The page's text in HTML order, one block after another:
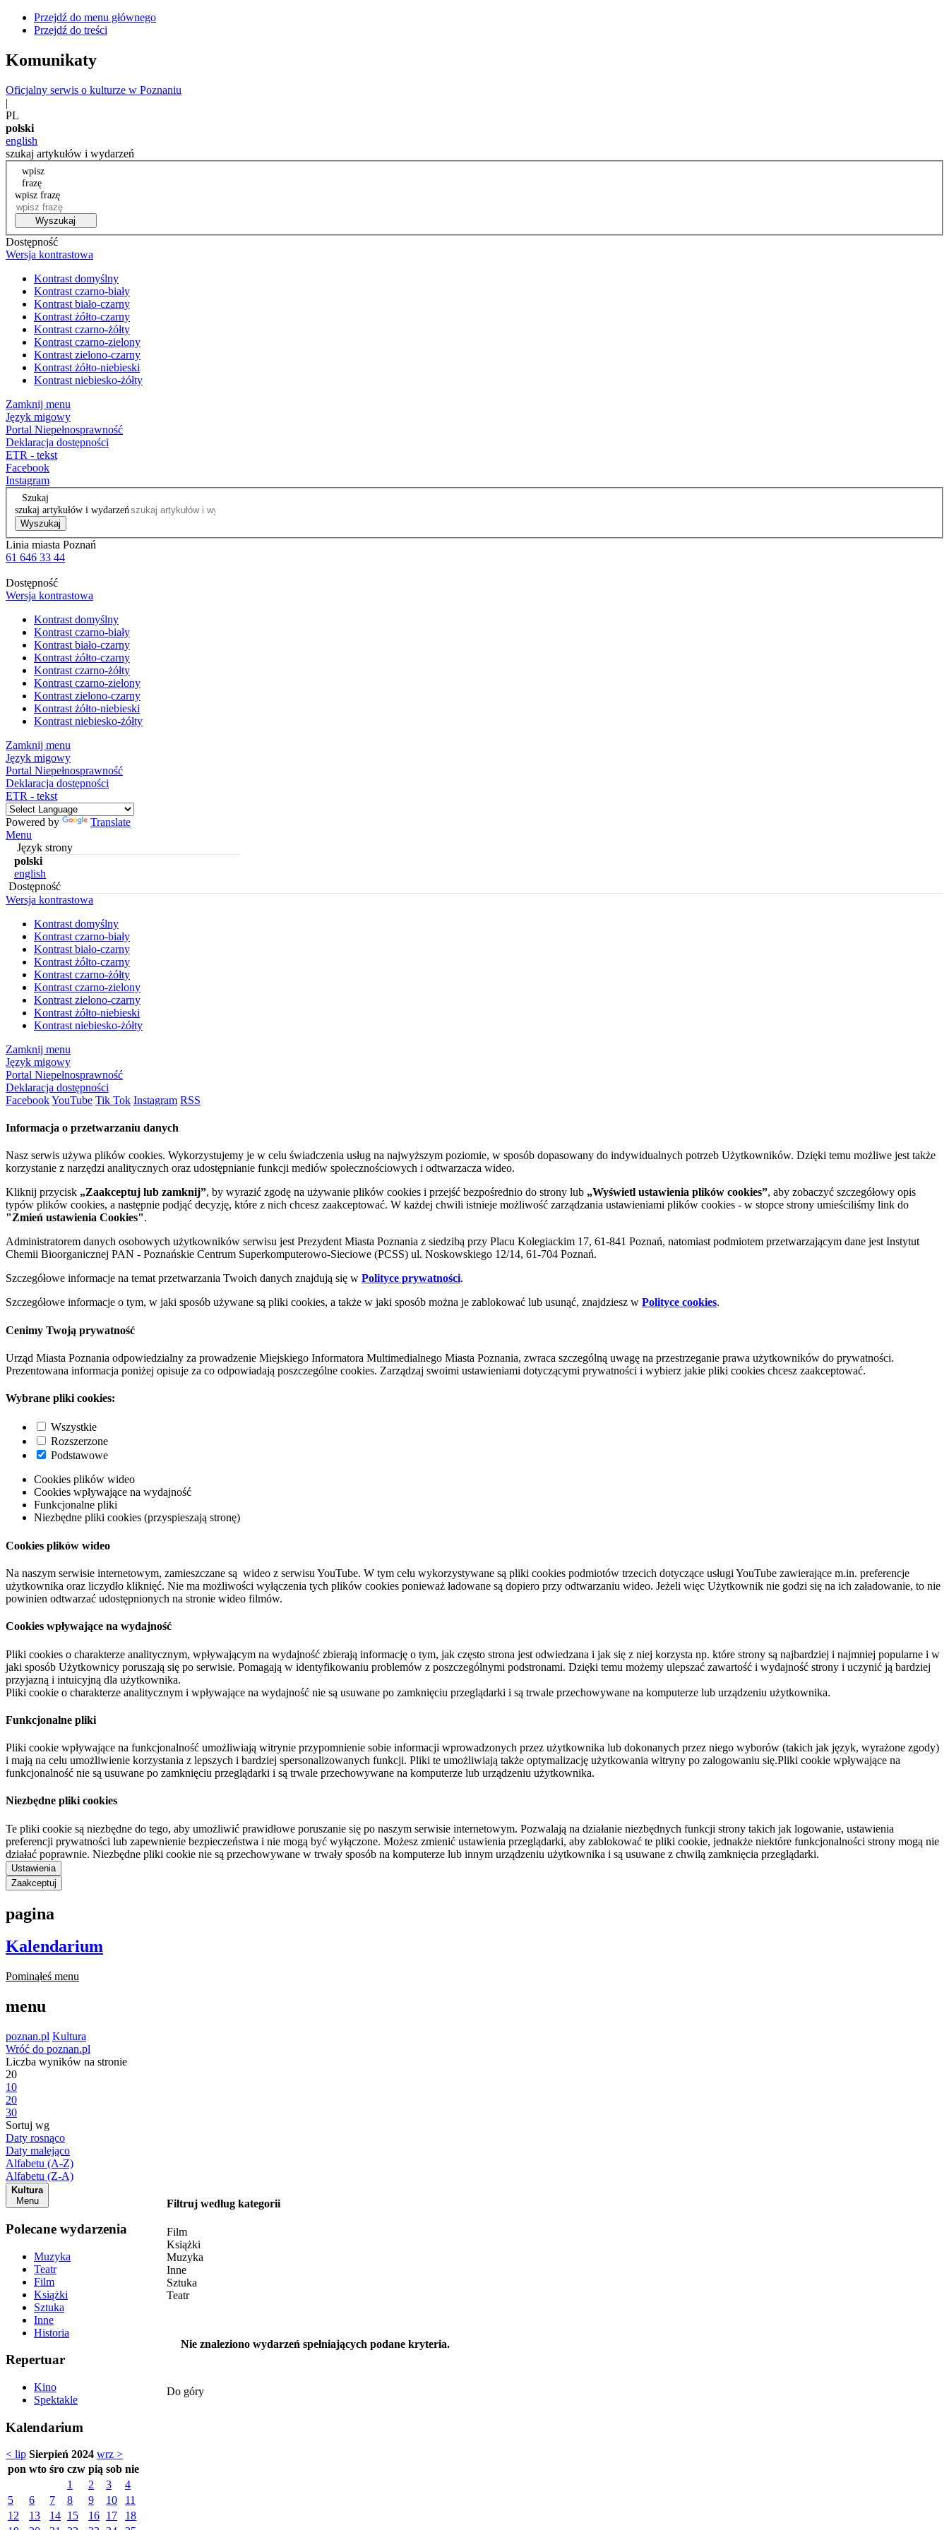
Przejdź do menu głównego
Przejdź do treści
Komunikaty
Oficjalny serwis o kulturze w Poznaniu
|
PL
polski
english
szukaj artykułów i wydarzeń
wpisz
frazę
wpisz frazę
Wyszukaj
Dostępność
Wersja kontrastowa
Kontrast domyślny
Kontrast czarno-biały
Kontrast biało-czarny
Kontrast żółto-czarny
Kontrast czarno-żółty
Kontrast czarno-zielony
Kontrast zielono-czarny
Kontrast żółto-niebieski
Kontrast niebiesko-żółty
Zamknij menu
Język migowy
Portal Niepełnosprawność
Deklaracja dostępności
ETR - tekst
Facebook
Instagram
Szukaj
szukaj artykułów i wydarzeń
Wyszukaj
Linia miasta Poznań
61 646 33 44
Dostępność
Wersja kontrastowa
Kontrast domyślny
Kontrast czarno-biały
Kontrast biało-czarny
Kontrast żółto-czarny
Kontrast czarno-żółty
Kontrast czarno-zielony
Kontrast zielono-czarny
Kontrast żółto-niebieski
Kontrast niebiesko-żółty
Zamknij menu
Język migowy
Portal Niepełnosprawność
Deklaracja dostępności
ETR - tekst
Powered by
Translate
Menu
Język strony
polski
english
Dostępność
Wersja kontrastowa
Kontrast domyślny
Kontrast czarno-biały
Kontrast biało-czarny
Kontrast żółto-czarny
Kontrast czarno-żółty
Kontrast czarno-zielony
Kontrast zielono-czarny
Kontrast żółto-niebieski
Kontrast niebiesko-żółty
Zamknij menu
Język migowy
Portal Niepełnosprawność
Deklaracja dostępności
FacebookYouTube Tik Tok Instagram RSS
Informacja o przetwarzaniu danych
Nasz serwis używa plików cookies. Wykorzystujemy je w celu świadczenia usług na najwyższym poziomie, w sposób dopasowany do indywidualnych potrzeb Użytkowników. Dzięki temu możliwe jest także
korzystanie z narzędzi analitycznych oraz udostępnianie funkcji mediów społecznościowych i odtwarzacza wideo.
Kliknij przycisk „Zaakceptuj lub zamknij”, by wyrazić zgodę na używanie plików cookies i przejść bezpośrednio do strony lub „Wyświetl ustawienia plików cookies”, aby zobaczyć szczegółowy opis
typów plików cookies, a następnie podjąć decyzję, które z nich chcesz zaakceptować. W każdej chwili istnieje możliwość zarządzania ustawieniami plików cookies - w stopce strony umieściliśmy link do
"Zmień ustawienia Cookies".
Administratorem danych osobowych użytkowników serwisu jest Prezydent Miasta Poznania z siedzibą przy Placu Kolegiackim 17, 61-841 Poznań, natomiast podmiotem przetwarzającym dane jest Instytut
Chemii Bioorganicznej PAN - Poznańskie Centrum Superkomputerowo-Sieciowe (PCSS) ul. Noskowskiego 12/14, 61-704 Poznań.
Szczegółowe informacje na temat przetwarzania Twoich danych znajdują się w Polityce prywatności.
Szczegółowe informacje o tym, w jaki sposób używane są pliki cookies, a także w jaki sposób można je zablokować lub usunąć, znajdziesz w Polityce cookies.
Cenimy Twoją prywatność
Urząd Miasta Poznania odpowiedzialny za prowadzenie Miejskiego Informatora Multimedialnego Miasta Poznania, zwraca szczególną uwagę na przestrzeganie prawa użytkowników do prywatności.
Prezentowana informacja poniżej opisuje za co odpowiadają poszczególne cookies. Zarządzaj swoimi ustawieniami dotyczącymi prywatności i wybierz jakie pliki cookies chcesz zaakceptować.
Wybrane pliki cookies:
Wszystkie
Rozszerzone
Podstawowe
Cookies plików wideo
Cookies wpływające na wydajność
Funkcjonalne pliki
Niezbędne pliki cookies (przyspieszają stronę)
Cookies plików wideo
Na naszym serwisie internetowym, zamieszczane są wideo z serwisu YouTube. W tym celu wykorzystywane są pliki cookies podmiotów trzecich dotyczące usługi YouTube zawierające m.in. preferencje
użytkownika oraz liczydło kliknięć. Nie ma możliwości wyłączenia tych plików cookies ponieważ ładowane są dopiero przy odtwarzaniu wideo. Jeżeli więc Użytkownik nie godzi się na ich załadowanie, to nie
powinien odtwarzać udostępnionych na stronie wideo filmów.
Cookies wpływające na wydajność
Pliki cookies o charakterze analitycznym, wpływającym na wydajność zbierają informację o tym, jak często strona jest odwiedzana i jak się z niej korzysta np. które strony są najbardziej i najmniej popularne i w
jaki sposób Użytkownicy poruszają się po serwisie. Pomagają w identyfikowaniu problemów z poszczególnymi podstronami. Dzięki temu możemy ulepszać zawartość i wydajność strony i uczynić ją bardziej
przyjazną i intuicyjną dla użytkownika.
Pliki cookie o charakterze analitycznym i wpływające na wydajność nie są usuwane po zamknięciu przeglądarki i są trwale przechowywane na komputerze lub urządzeniu użytkownika.
Funkcjonalne pliki
Pliki cookie wpływające na funkcjonalność umożliwiają witrynie przypomnienie sobie informacji wprowadzonych przez użytkownika lub dokonanych przez niego wyborów (takich jak język, wyrażone zgody)
i mają na celu umożliwienie korzystania z lepszych i bardziej spersonalizowanych funkcji. Pliki te umożliwiają także optymalizację użytkowania witryny po zalogowaniu się.Pliki cookie wpływające na
funkcjonalność nie są usuwane po zamknięciu przeglądarki i są trwale przechowywane na komputerze lub urządzeniu użytkownika.
Niezbędne pliki cookies
Te pliki cookie są niezbędne do tego, aby umożliwić prawidłowe poruszanie się po naszym serwisie internetowym. Pozwalają na działanie niezbędnych funkcji strony takich jak logowanie, ustawienia
preferencji prywatności lub zapewnienie bezpieczeństwa i nie mogą być wyłączone. Możesz zmienić ustawienia przeglądarki, aby zablokować te pliki cookie, jednakże niektóre funkcjonalności strony mogą nie
działać poprawnie. Niezbędne pliki cookie nie są przechowywane w trwały sposób na komputerze lub innym urządzeniu użytkownika i są usuwane z chwilą zamknięcia przeglądarki.
Ustawienia
Zaakceptuj
pagina
Kalendarium
Pominąłeś menu
menu
poznan.pl Kultura
Wróć do poznan.pl
Liczba wyników na stronie
20
10
20
30
Sortuj wg
Daty rosnąco
Daty malejąco
Alfabetu (A-Z)
Alfabetu (Z-A)
Kultura
Menu
Polecane wydarzenia
Muzyka
Teatr
Film
Książki
Sztuka
Inne
Historia
Repertuar
Kino
Spektakle
Kalendarium
< lip Sierpień 2024 wrz >
pon wto śro czw pią sob nie
1
2 3
4
5
6 7 8 9 10
11
12
13 14 15 16 17
18
Filtruj według kategorii
Film
Książki
Muzyka
Inne
Sztuka
Teatr
Nie znaleziono wydarzeń spełniających podane kryteria.
Do góry